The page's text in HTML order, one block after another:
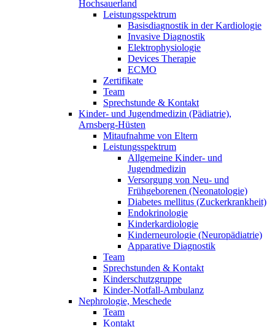
Hochsauerland
Leistungsspektrum
Basisdiagnostik in der Kardiologie
Invasive Diagnostik
Elektrophysiologie
Devices Therapie
ECMO
Zertifikate
Team
Sprechstunde & Kontakt
Kinder- und Jugendmedizin (Pädiatrie),
Arnsberg-Hüsten
Mitaufnahme von Eltern
Leistungsspektrum
Allgemeine Kinder- und
Jugendmedizin
Versorgung von Neu- und
Frühgeborenen (Neonatologie)
Diabetes mellitus (Zuckerkrankheit)
Endokrinologie
Kinderkardiologie
Kinderneurologie (Neuropädiatrie)
Apparative Diagnostik
Team
Sprechstunden & Kontakt
Kinderschutzgruppe
Kinder-Notfall-Ambulanz
Nephrologie, Meschede
Team
Kontakt